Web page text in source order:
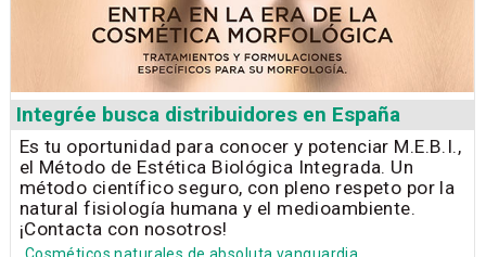
Integrée busca distribuidores en España
Es tu oportunidad para conocer y potenciar M.E.B.I.,
el Método de Estética Biológica Integrada. Un
método científico seguro, con pleno respeto por la
natural fisiología humana y el medioambiente.
¡Contacta con nosotros!